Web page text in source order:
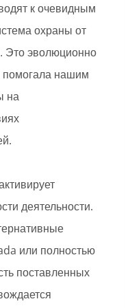
к очевидным
охраны от
Это эволюционно
помогала нашим
на
деятельности.
или полностью
поставленных